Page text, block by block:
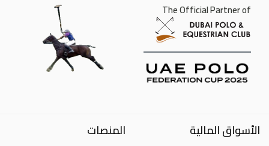
The Official Partner of
الأسواق المالية المنصات